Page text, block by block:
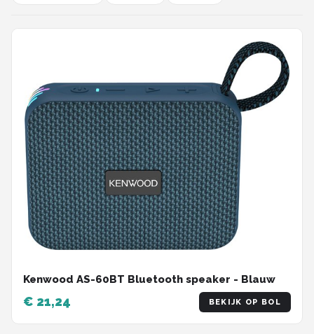
Kenwood AS-60BT Bluetooth speaker - Blauw
€ 21,24 BEKIJK OP BOL